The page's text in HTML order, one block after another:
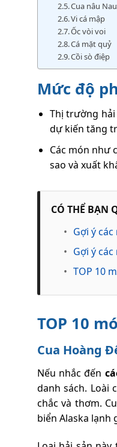
Cua nâu
Vi cá mập
Ốc vòi voi
Cá mặt quỷ
Cồi sò điệp
Mức độ
Thị trường hải
dự kiến tăng
Các món như
sao và xuất
CÓ THỂ BẠN
• Gợi ý
• Gợi ý
• TOP 10
TOP 10
Cua Hoàng
Nếu nhắc đến
danh sách. Loài
chắc và thơm.
biển Alaska lạnh